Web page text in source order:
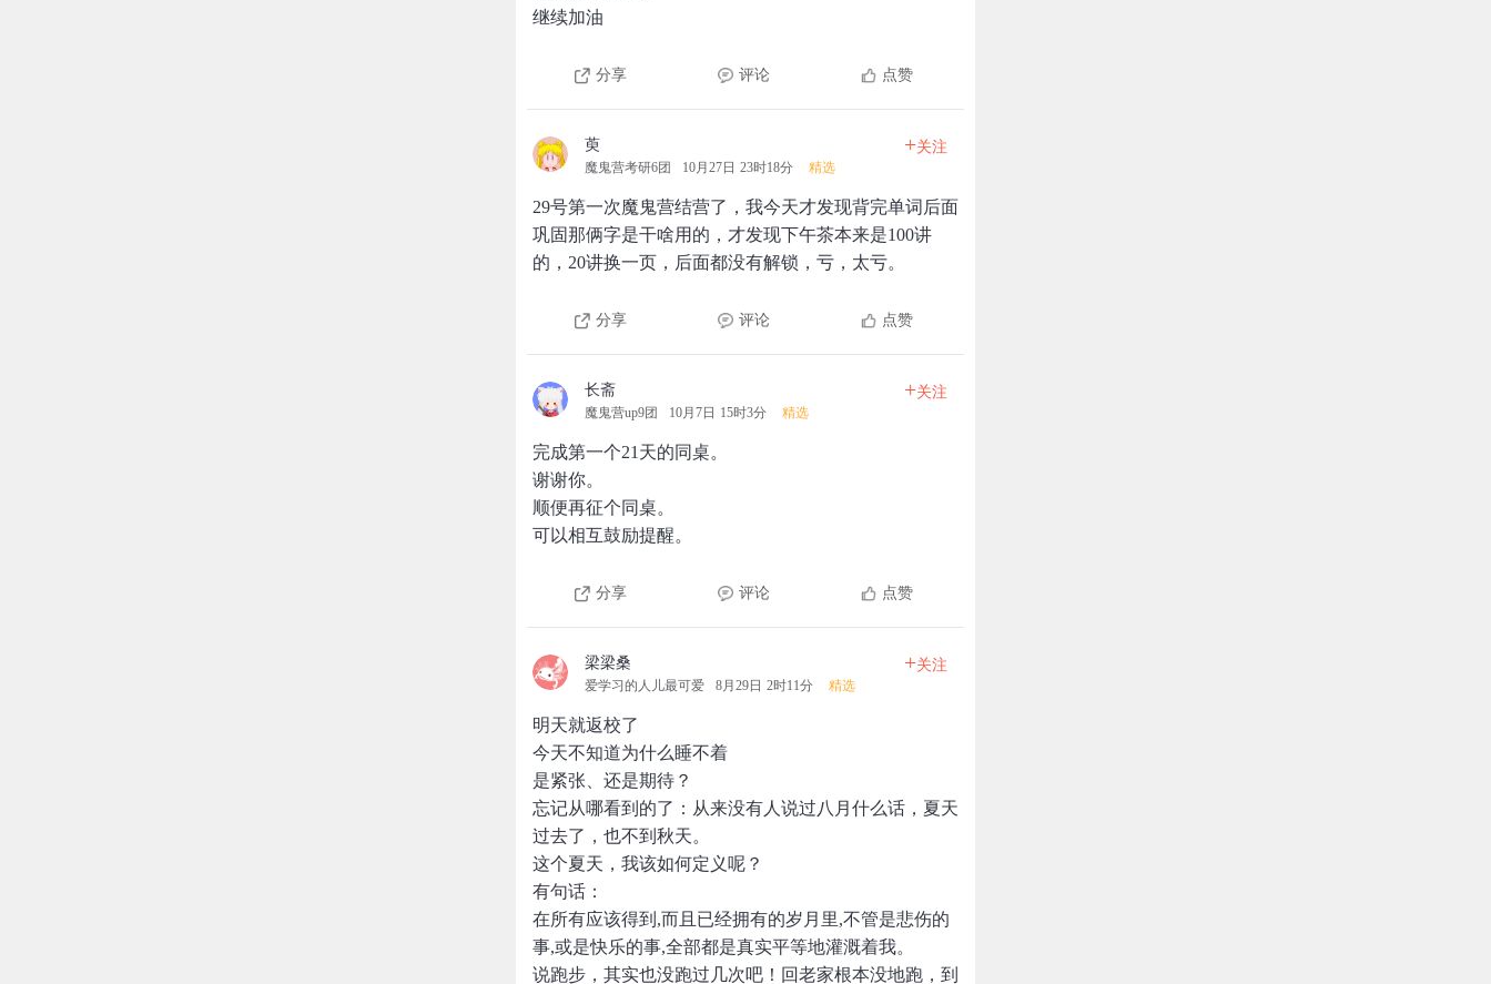
继续加油
分享 评论 点赞
萸
魔鬼营考研6团 10月27日 23时18分 精选
+关注
29号第一次魔鬼营结营了，我今天才发现背完单词后面
巩固那俩字是干啥用的，才发现下午茶本来是100讲
的，20讲换一页，后面都没有解锁，亏，太亏。
分享 评论 点赞
长斋
魔鬼营up9团 10月7日 15时3分 精选
+关注
完成第一个21天的同桌。
谢谢你。
顺便再征个同桌。
可以相互鼓励提醒。
分享 评论 点赞
梁梁桑
爱学习的人儿最可爱 8月29日 2时11分 精选
+关注
明天就返校了
今天不知道为什么睡不着
是紧张、还是期待？
忘记从哪看到的了：从来没有人说过八月什么话，夏天
过去了，也不到秋天。
这个夏天，我该如何定义呢？
有句话：
在所有应该得到,而且已经拥有的岁月里,不管是悲伤的
事,或是快乐的事,全部都是真实平等地灌溉着我。
说跑步，其实也没跑过几次吧！回老家根本没地跑，到